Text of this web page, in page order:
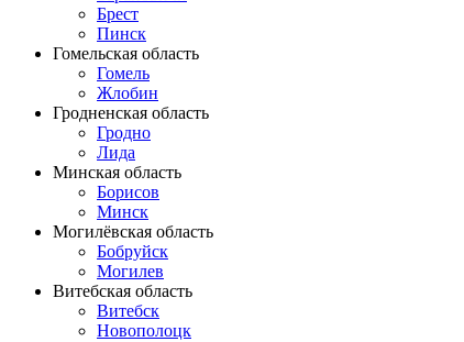
Брест
Пинск
Гомельская область
Гомель
Жлобин
Гродненская область
Гродно
Лида
Минская область
Борисов
Минск
Могилёвская область
Бобруйск
Могилев
Витебская область
Витебск
Новополоцк